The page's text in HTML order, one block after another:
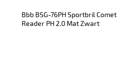
Bbb BSG-76PH Sportbril Comet
Reader PH 2.0 Mat Zwart